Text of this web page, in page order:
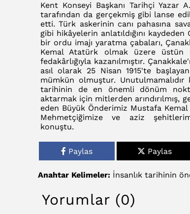
Kent Konseyi Başkanı Tarihçi Yazar
tarafından da gerçekmiş gibi lanse
etti. Türk askerinin canı pahasına
gibi hikâyelerin anlatıldığını
bir ordu imajı yaratma çabaları,
Kemal Atatürk olmak üzere üstün
fedakârlığıyla kazanılmıştır.
asıl olarak 25 Nisan 1915'te
mümkün olmuştur.
tarihinin de en önemli dönüm
aktarmak için mitlerden arındırılmış,
eden Büyük Önderimiz Mustafa
Mehmetçiğimize ve aziz
konuştu.
Paylas Paylas
Anahtar Kelimeler: İnsanlık tarihinin
Yorumlar (0)